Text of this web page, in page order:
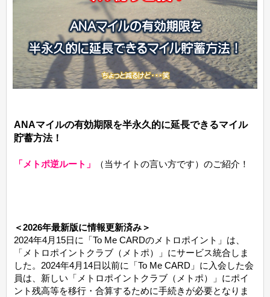
ANAマイルの有効期限を半永久的に延長できるマイル
貯蓄方法！
「メトポ逆ルート」 （当サイトの言い方です）のご紹介！
＜2026年最新版に情報更新済み＞
2024年4月15日に「To Me CARDのメトロポイント」は、
「メトロポイントクラブ（メトポ）」にサービス統合しま
した。2024年4月14日以前に「To Me CARD」に入会した会
員は、新しい「メトロポイントクラブ（メトポ）」にポイ
ント残高等を移行・合算するために手続きが必要となりま